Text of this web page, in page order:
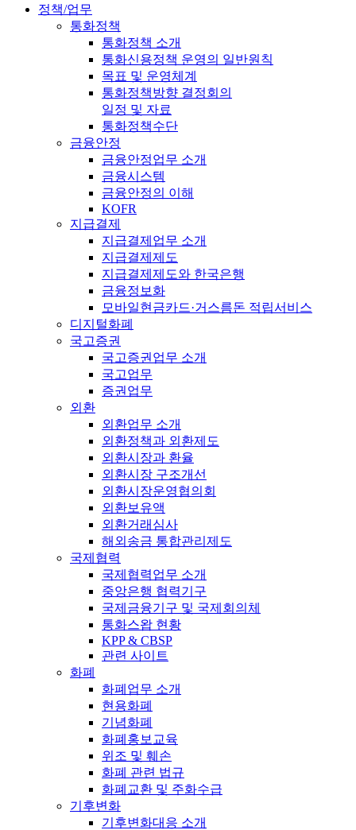
정책/업무
통화정책
통화정책 소개
통화신용정책 운영의 일반원칙
목표 및 운영체계
통화정책방향 결정회의
일정 및 자료
통화정책수단
금융안정
금융안정업무 소개
금융시스템
금융안정의 이해
KOFR
지급결제
지급결제업무 소개
지급결제제도
지급결제제도와 한국은행
금융정보화
모바일현금카드·거스름돈 적립서비스
디지털화폐
국고증권
국고증권업무 소개
국고업무
증권업무
외환
외환업무 소개
외환정책과 외환제도
외환시장과 환율
외환시장 구조개선
외환시장운영협의회
외환보유액
외환거래심사
해외송금 통합관리제도
국제협력
국제협력업무 소개
중앙은행 협력기구
국제금융기구 및 국제회의체
통화스왑 현황
KPP & CBSP
관련 사이트
화폐
화폐업무 소개
현용화폐
기념화폐
화폐홍보교육
위조 및 훼손
화폐 관련 법규
화폐교환 및 주화수급
기후변화
기후변화대응 소개